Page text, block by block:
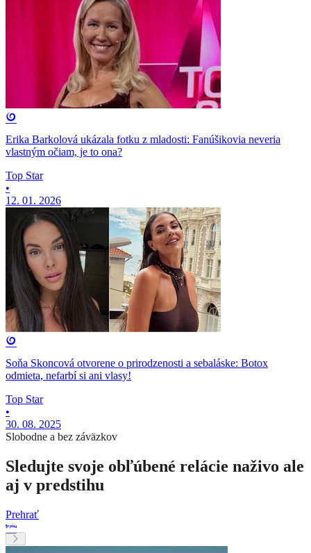
Erika Barkolová ukázala fotku z mladosti: Fanúšikovia neveria
vlastným očiam, je to ona?
Top Star
•
12. 01. 2026
Soňa Skoncová otvorene o prirodzenosti a sebaláske: Botox
odmieta, nefarbí si ani vlasy!
Top Star
•
30. 08. 2025
Slobodne a bez záväzkov
Sledujte svoje obľúbené relácie naživo ale
aj v predstihu
Prehrať